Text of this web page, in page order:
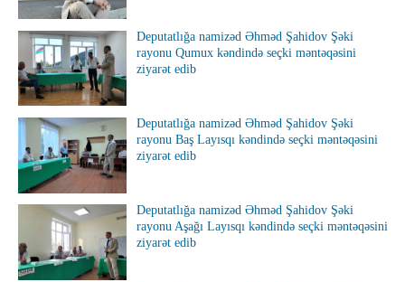
Deputatlığa namizəd Əhməd Şahidov Şəki
rayonu Qumux kəndində seçki məntəqəsini
ziyarət edib
Deputatlığa namizəd Əhməd Şahidov Şəki
rayonu Baş Layısqı kəndində seçki məntəqəsini
ziyarət edib
Deputatlığa namizəd Əhməd Şahidov Şəki
rayonu Aşağı Layısqı kəndində seçki məntəqəsini
ziyarət edib